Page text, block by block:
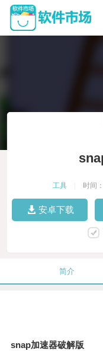
工具 时间
安卓下载
简介
snap加速器破解版